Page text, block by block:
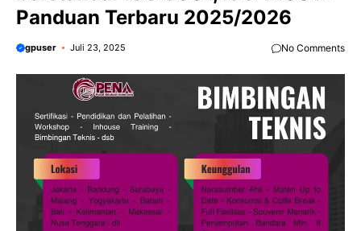
Panduan Terbaru 2025/2026
gpuser Juli 23, 2025 No Comments